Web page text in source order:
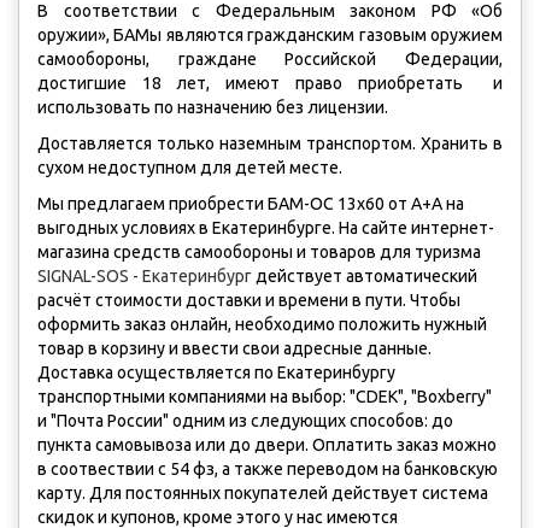
В соответствии с Федеральным законом РФ «Об
оружии», БАМы являются гражданским газовым оружием
самообороны, граждане Российской Федерации,
достигшие 18 лет, имеют право приобретать и
использовать по назначению без лицензии.
Доставляется только наземным транспортом. Хранить в
сухом недоступном для детей месте.
Мы предлагаем приобрести БАМ-ОС 13х60 от А+А на
выгодных условиях в Екатеринбурге. На сайте интернет-
магазина средств самообороны и товаров для туризма
SIGNAL-SOS - Екатеринбург действует автоматический
расчёт стоимости доставки и времени в пути. Чтобы
оформить заказ онлайн, необходимо положить нужный
товар в корзину и ввести свои адресные данные.
Доставка осуществляется по Екатеринбургу
транспортными компаниями на выбор: "CDEK", "Boxberry"
и "Почта России" одним из следующих способов: до
пункта самовывоза или до двери. Оплатить заказ можно
в соотвествии с 54 фз, а также переводом на банковскую
карту. Для постоянных покупателей действует система
скидок и купонов, кроме этого у нас имеются